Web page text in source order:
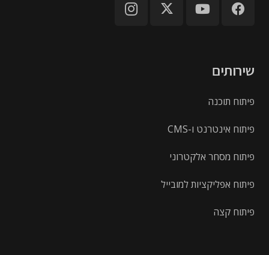
שירותים
פיתוח תוכנה
פיתוח אינטרנט ו-CMS
פיתוח מסחר אלקטרוני
פיתוח אפליקציות למובייל
פיתוח קצה